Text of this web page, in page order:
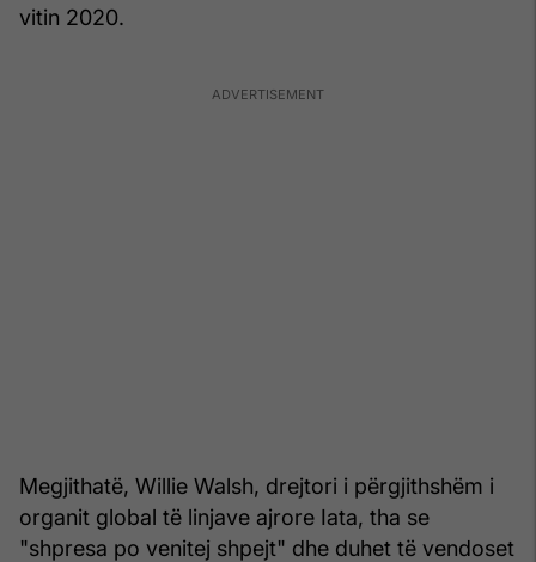
vitin 2020.
Megjithatë, Willie Walsh, drejtori i përgjithshëm i
organit global të linjave ajrore Iata, tha se
"shpresa po venitej shpejt" dhe duhet të vendoset